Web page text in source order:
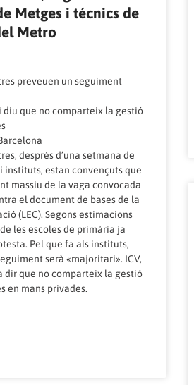
Metges i técnics de
Metro
preveuen un seguiment
diu que no comparteix la gestió
després d’una setmana de
instituts, estan convençuts que
massiu de la vaga convocada
el document de bases de la
(LEC). Segons estimacions
de les escoles de primària ja
Pel que fa als instituts,
serà «majoritari». ICV,
dir que no comparteix la gestió
en mans privades.